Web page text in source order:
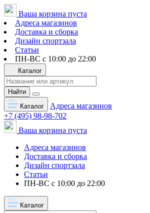
Ваша корзина пуста
Адреса магазинов
Доставка и сборка
Дизайн спортзала
Статьи
ПН-ВС с 10:00 до 22:00
Каталог
Найти
Каталог
Адреса магазинов
+7 (495) 98-98-702
Ваша корзина пуста
Адреса магазинов
Доставка и сборка
Дизайн спортзала
Статьи
ПН-ВС с 10:00 до 22:00
Каталог